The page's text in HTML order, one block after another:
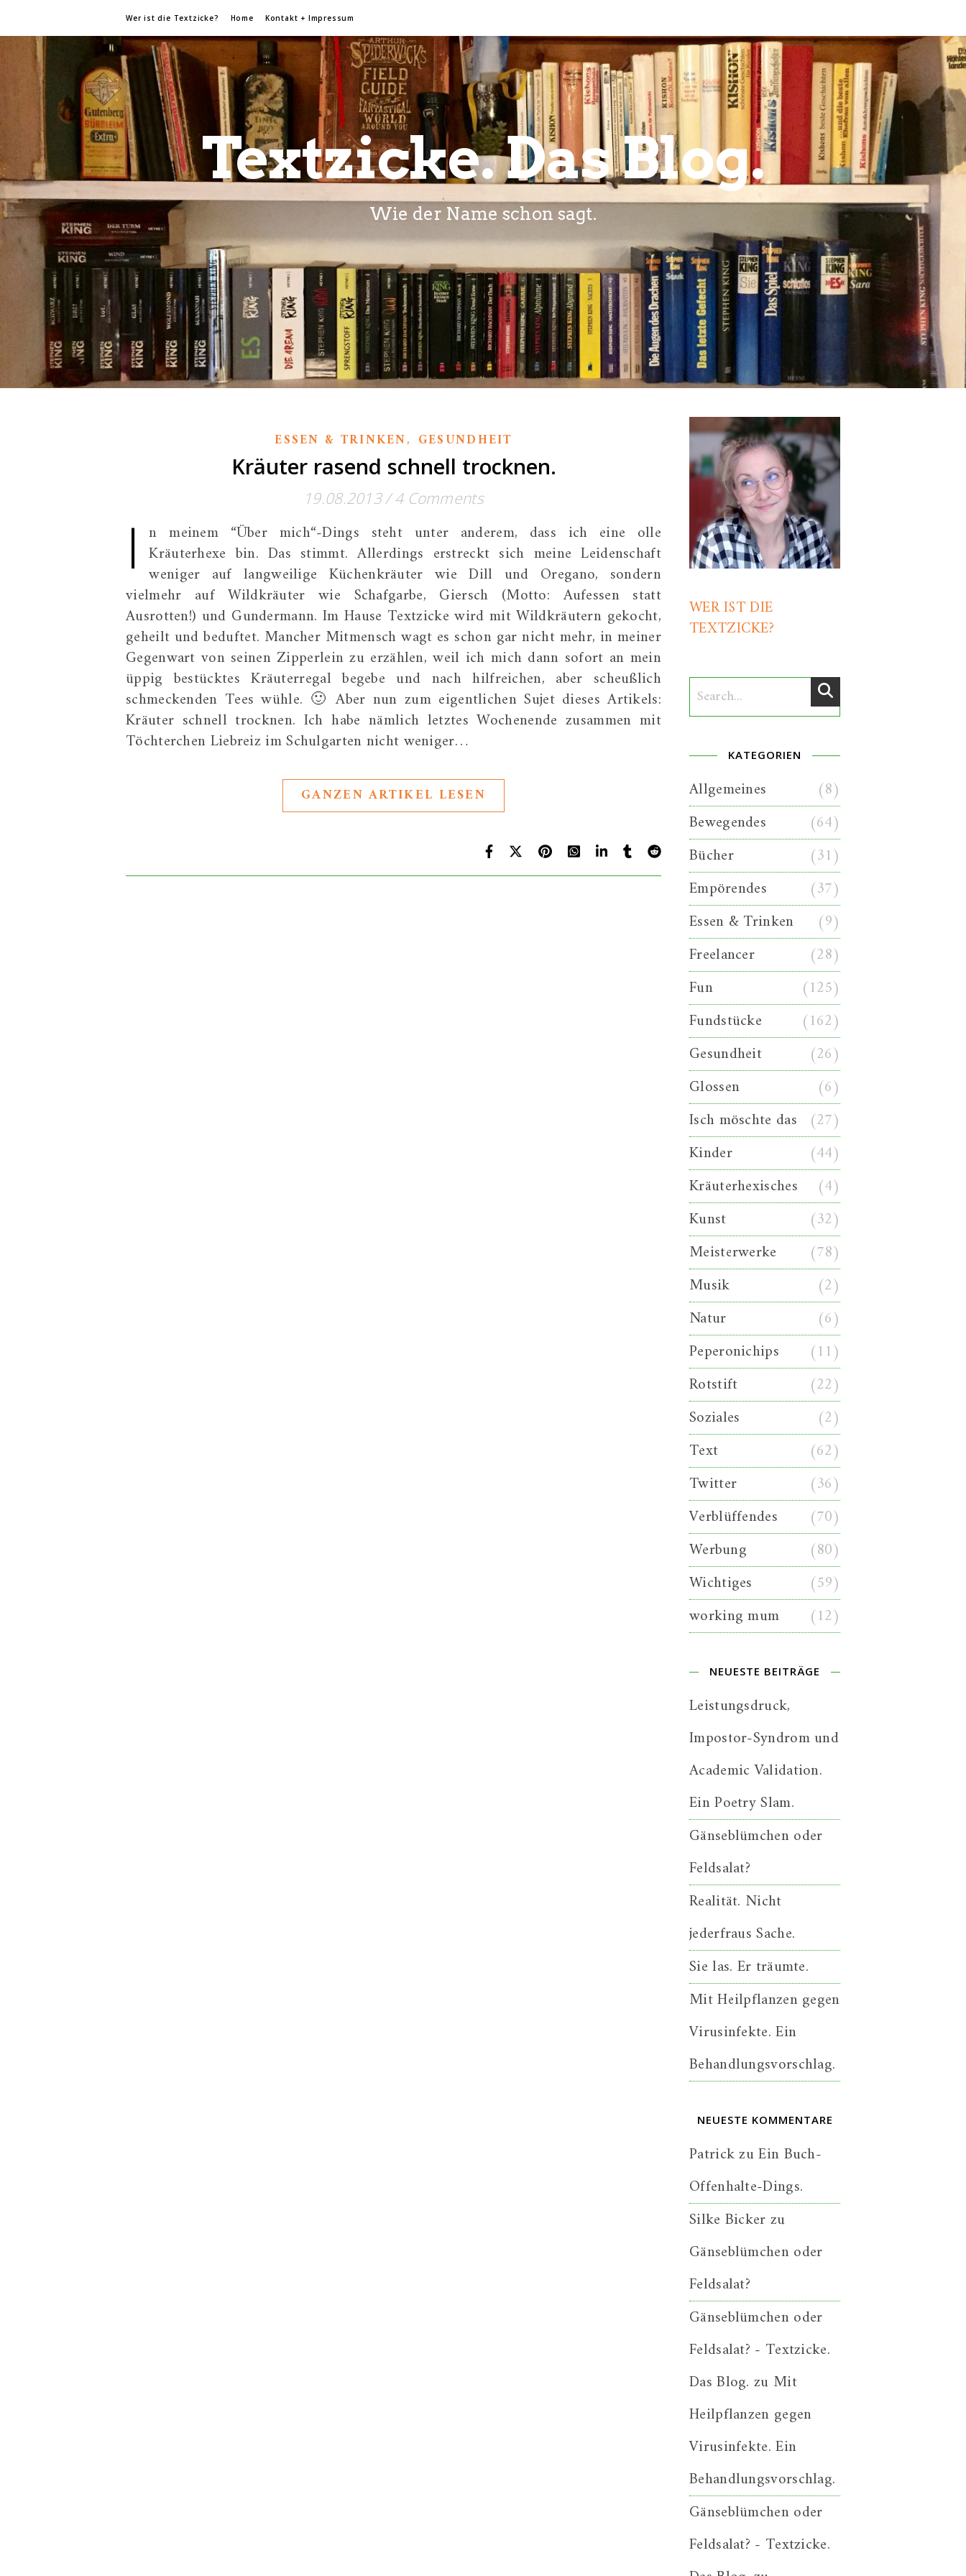
Wer ist die Textzicke? Home Kontakt + Impressum
Textzicke. Das Blog.
Wie der Name schon sagt.
ESSEN & TRINKEN, GESUNDHEIT
Kräuter rasend schnell trocknen.
19.08.2013/ 4 Comments
I n meinem “Über mich“-Dings steht unter anderem, dass ich eine olle
Kräuterhexe bin. Das stimmt. Allerdings erstreckt sich meine Leidenschaft
weniger auf langweilige Küchenkräuter wie Dill und Oregano, sondern
vielmehr auf Wildkräuter wie Schafgarbe, Giersch (Motto: Aufessen statt
Ausrotten!) und Gundermann. Im Hause Textzicke wird mit Wildkräutern gekocht,
geheilt und beduftet. Mancher Mitmensch wagt es schon gar nicht mehr, in meiner
Gegenwart von seinen Zipperlein zu erzählen, weil ich mich dann sofort an mein
üppig bestücktes Kräuterregal begebe und nach hilfreichen, aber scheußlich
schmeckenden Tees wühle. 🙂 Aber nun zum eigentlichen Sujet dieses Artikels:
Kräuter schnell trocknen. Ich habe nämlich letztes Wochenende zusammen mit
Töchterchen Liebreiz im Schulgarten nicht weniger…
GANZEN ARTIKEL LESEN
WER IST DIE
TEXTZICKE?
KATEGORIEN
Allgemeines
(8)
Bewegendes
(64)
Bücher
(31)
Empörendes
(37)
Essen & Trinken
(9)
Freelancer
(28)
Fun
(125)
Fundstücke
(162)
Gesundheit
(26)
Glossen
(6)
Isch möschte das (27)
Kinder
(44)
Kräuterhexisches
(4)
Kunst
(32)
Meisterwerke
(78)
Musik
(2)
Natur
(6)
Peperonichips
(11)
Rotstift
(22)
Soziales
(2)
Text
(62)
Twitter
(36)
Verblüffendes
(70)
Werbung
(80)
Wichtiges
(59)
working mum
(12)
NEUESTE BEITRÄGE
Leistungsdruck,
Impostor-Syndrom und
Academic Validation.
Ein Poetry Slam.
Gänseblümchen oder
Feldsalat?
Realität. Nicht
jederfraus Sache.
Sie las. Er träumte.
Mit Heilpflanzen gegen
Virusinfekte. Ein
Behandlungsvorschlag.
NEUESTE KOMMENTARE
PatrickzuEin Buch-
Offenhalte-Dings.
Silke Bickerzu
Gänseblümchen oder
Feldsalat?
Gänseblümchen oder
Feldsalat? - Textzicke.
Das Blog. zu Mit
Heilpflanzen gegen
Virusinfekte. Ein
Behandlungsvorschlag.
Gänseblümchen oder
Feldsalat? - Textzicke.